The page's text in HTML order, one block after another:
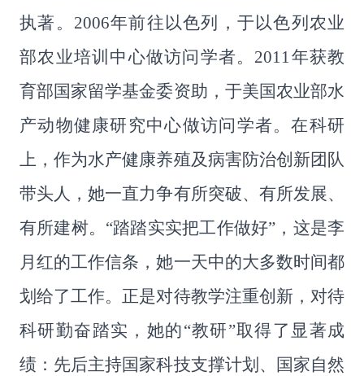
执著。 2006年前往以色列，于以色列农业
部农业培训中心做访问学者。 2011年获教
育部国家留学基金委资助，于美国农业部水
产动物健康研究中心做访问学者。在科研
上，作为水产健康养殖及病害防治创新团队
带头人，她一直力争有所突破、有所发展、
有所建树。 “踏踏实实把工作做好” ，这是李
月红的工作信条，她一天中的大多数时间都
划给了工作。正是对待教学注重创新，对待
科研勤奋踏实，她的“教研”取得了显著成
绩：先后主持国家科技支撑计划、国家自然